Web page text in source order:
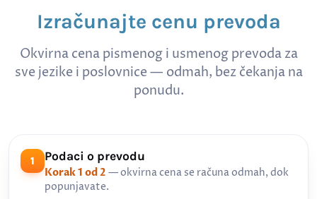
Izračunajte cenu prevoda
Okvirna cena pismenog i usmenog prevoda za
sve jezike i poslovnice — odmah, bez čekanja na
ponudu.
1 Podaci o prevodu
Korak 1 od 2 — okvirna cena se računa odmah, dok
popunjavate.